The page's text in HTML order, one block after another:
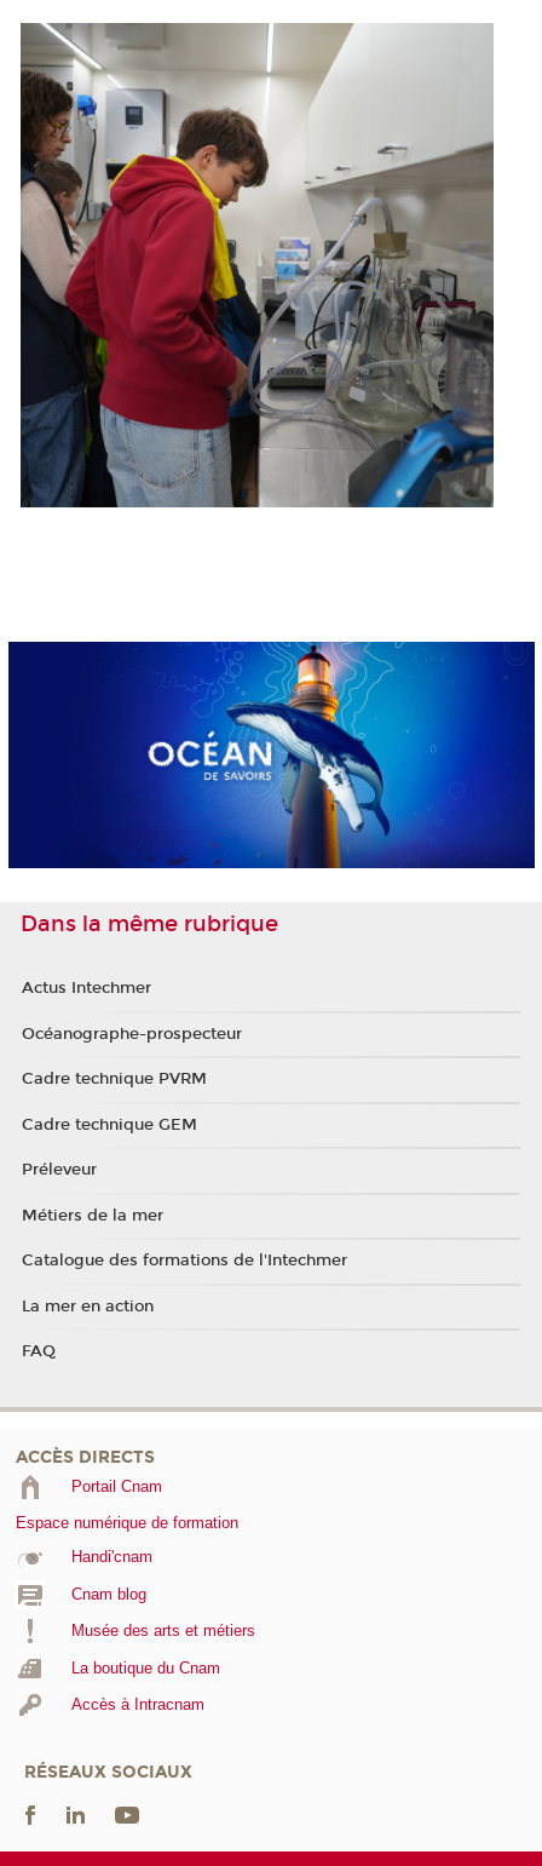
Dans la même rubrique
Actus Intechmer
Océanographe-prospecteur
Cadre technique PVRM
Cadre technique GEM
Préleveur
Métiers de la mer
Catalogue des formations de l'Intechmer
La mer en action
FAQ
ACCÈS DIRECTS
Portail Cnam
Espace numérique de formation
Handi'cnam
Cnam blog
Musée des arts et métiers
La boutique du Cnam
Accès à Intracnam
RÉSEAUX SOCIAUX